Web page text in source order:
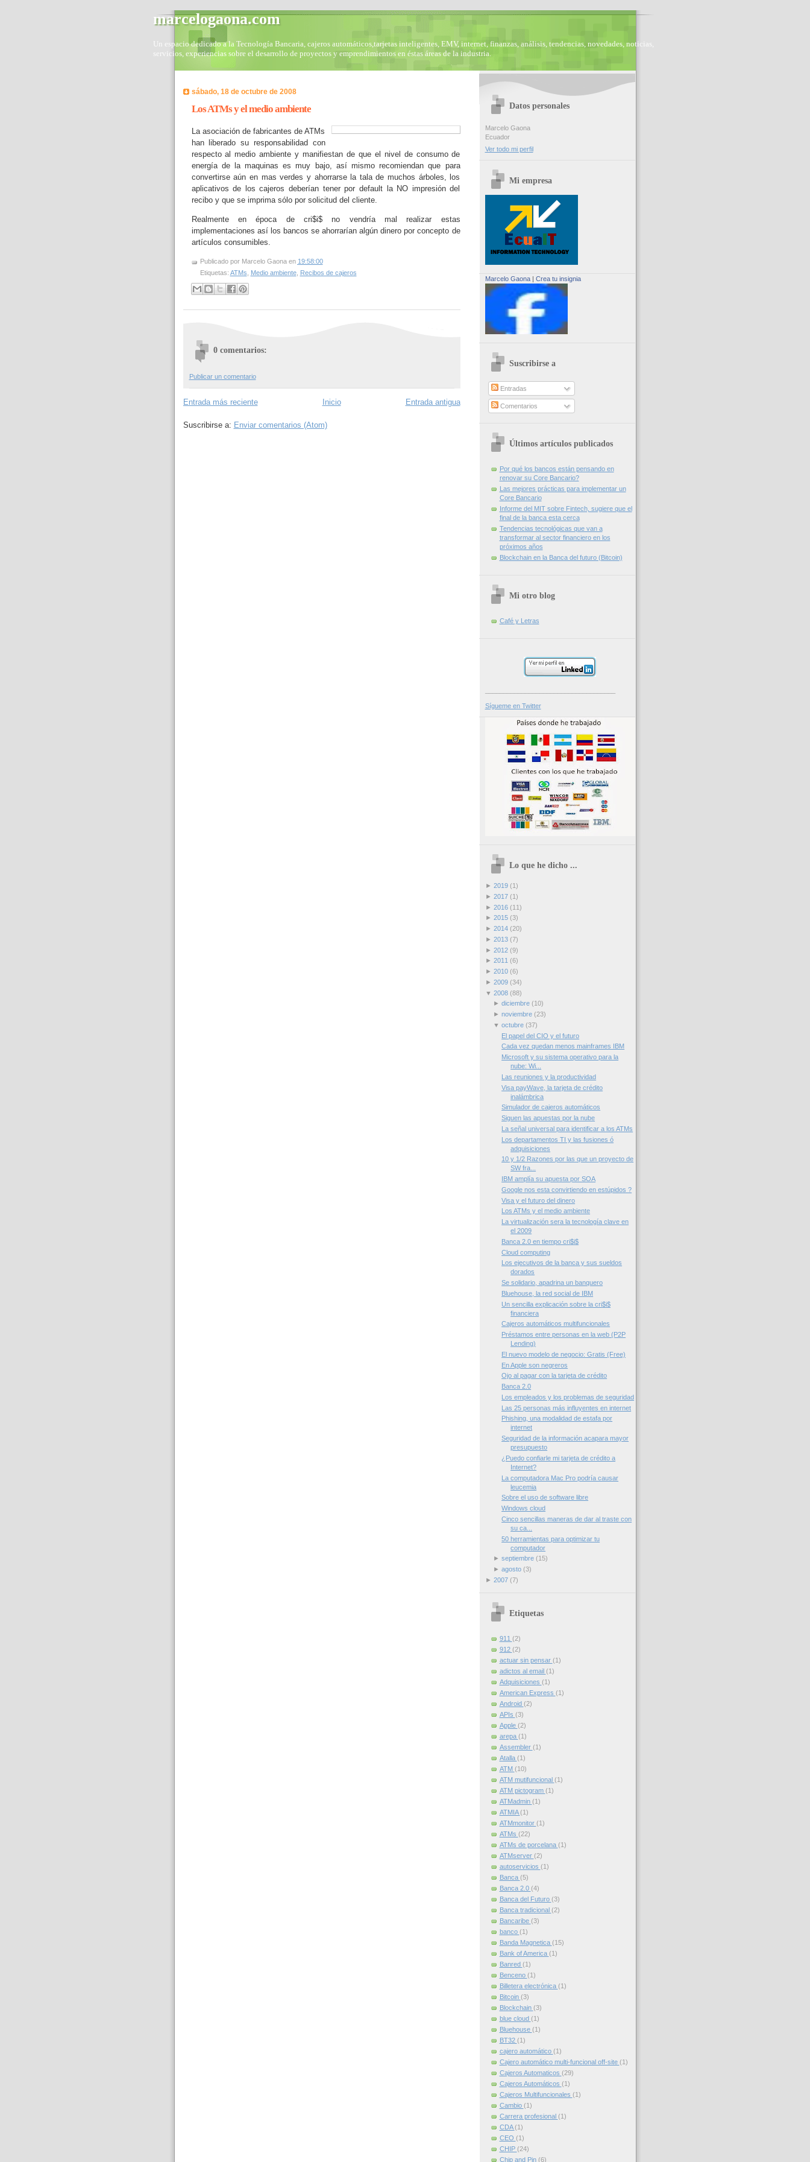
marcelogaona.com
Un espacio dedicado a la Tecnología Bancaria, cajeros automáticos,tarjetas inteligentes, EMV, internet, finanzas, análisis, tendencias, novedades, noticias,
servicios, experiencias sobre el desarrollo de proyectos y emprendimientos en éstas áreas de la industria.
sábado, 18 de octubre de 2008
Los ATMs y el medio ambiente
La asociación de fabricantes de ATMs
han liberado su responsabilidad con
respecto al medio ambiente y manifiestan de que el nivel de consumo de
energía de la maquinas es muy bajo, así mismo recomiendan que para
convertirse aún en mas verdes y ahorrarse la tala de muchos árboles, los
aplicativos de los cajeros deberían tener por default la NO impresión del
recibo y que se imprima sólo por solicitud del cliente.
Realmente en época de cri$i$ no vendría mal realizar estas
implementaciones así los bancos se ahorrarían algún dinero por concepto de
artículos consumibles.
Publicado por Marcelo Gaona en 19:58:00
Etiquetas: ATMs Medio ambiente, Recibos de cajeros
0 comentarios:
Publicar un comentario
Entrada más reciente Entrada antigua
Inicio
Suscribirse a: Enviar comentarios (Atom)
Datos personales
Marcelo Gaona
Ecuador
Ver todo mi perfil
Mi empresa
Marcelo Gaona| Crea tu insignia
Suscribirse a
Entradas
Comentarios
Últimos artículos publicados
Por qué los bancos están pensando en
renovar su Core Bancario?
Las mejores prácticas para implementar un
Core Bancario
Informe del MIT sobre Fintech, sugiere que el
final de la banca esta cerca
Tendencias tecnológicas que van a
transformar al sector financiero en los
próximos años
Blockchain en la Banca del futuro (Bitcoin)
Mi otro blog
Café y Letras
Sígueme en Twitter
Lo que he dicho ...
► 2019 (1)
► 2017 (1)
► 2016 (11)
► 2015 (3)
► 2014 (20)
► 2013 (7)
► 2012 (9)
► 2011 (6)
► 2010 (6)
► 2009 (34)
▼ 2008 (88)
► diciembre (10)
► noviembre (23)
▼ octubre (37)
El papel del CIO y el futuro
Cada vez quedan menos mainframes IBM
Microsoft y su sistema operativo para la
nube: Wi...
Las reuniones y la productividad
Visa payWave, la tarjeta de crédito
inalámbrica
Simulador de cajeros automáticos
Siguen las apuestas por la nube
La señal universal para identificar a los ATMs
Los departamentos TI y las fusiones ó
adquisiciones
10 y 1/2 Razones por las que un proyecto de
SW fra...
IBM amplía su apuesta por SOA
Google nos esta convirtiendo en estúpidos ?
Visa y el futuro del dinero
Los ATMs y el medio ambiente
La virtualización sera la tecnología clave en
el 2009
Banca 2.0 en tiempo cri$i$
Cloud computing
Los ejecutivos de la banca y sus sueldos
dorados
Se solidario, apadrina un banquero
Bluehouse, la red social de IBM
Un sencilla explicación sobre la cri$i$
financiera
Cajeros automáticos multifuncionales
Préstamos entre personas en la web (P2P
Lending)
El nuevo modelo de negocio: Gratis (Free)
En Apple son negreros
Ojo al pagar con la tarjeta de crédito
Banca 2.0
Los empleados y los problemas de seguridad
Las 25 personas más influyentes en internet
Phishing, una modalidad de estafa por
internet
Seguridad de la información acapara mayor
presupuesto
¿Puedo confiarle mi tarjeta de crédito a
Internet?
La computadora Mac Pro podría causar
leucemia
Sobre el uso de software libre
Windows cloud
Cinco sencillas maneras de dar al traste con
su ca...
50 herramientas para optimizar tu
computador
► septiembre (15)
► agosto (3)
► 2007 (7)
Etiquetas
911 (2)
912 (2)
actuar sin pensar (1)
adictos al email (1)
Adquisiciones (1)
American Express (1)
Android (2)
APIs (3)
Apple (2)
arepa (1)
Assembler (1)
Atalla (1)
ATM (10)
ATM mutifuncional (1)
ATM pictogram (1)
ATMadmin (1)
ATMIA(1)
ATMmonitor (1)
ATMs (22)
ATMs de porcelana (1)
ATMserver (2)
autoservicios (1)
Banca (5)
Banca 2.0 (4)
Banca del Futuro (3)
Banca tradicional (2)
Bancaribe (3)
banco (1)
Banda Magnetica (15)
Bank of America (1)
Banred (1)
Benceno (1)
Billetera electrónica (1)
Bitcoin (3)
Blockchain (3)
blue cloud (1)
Bluehouse (1)
BT32 (1)
cajero automático (1)
Cajero automático multi-funcional off-site (1)
Cajeros Automaticos (29)
Cajeros Automáticos (1)
Cajeros Multifuncionales (1)
Cambio (1)
Carrera profesional (1)
CDA(1)
CEO (1)
CHIP (24)
Chip and Pin (6)